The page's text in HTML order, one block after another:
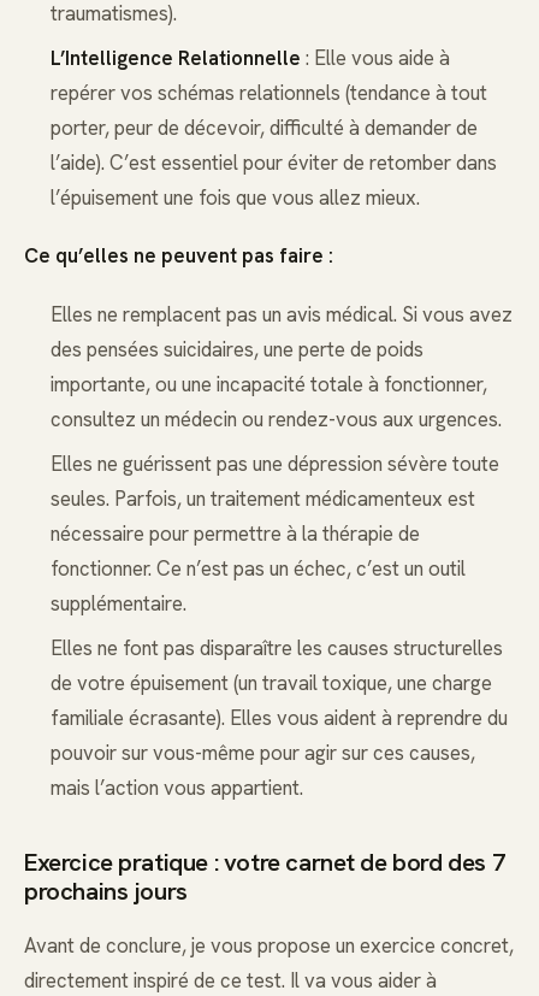
traumatismes).
L’Intelligence Relationnelle : Elle vous aide à
repérer vos schémas relationnels (tendance à tout
porter, peur de décevoir, difficulté à demander de
l’aide). C’est essentiel pour éviter de retomber dans
l’épuisement une fois que vous allez mieux.
Ce qu’elles ne peuvent pas faire :
Elles ne remplacent pas un avis médical. Si vous avez
des pensées suicidaires, une perte de poids
importante, ou une incapacité totale à fonctionner,
consultez un médecin ou rendez-vous aux urgences.
Elles ne guérissent pas une dépression sévère toute
seules. Parfois, un traitement médicamenteux est
nécessaire pour permettre à la thérapie de
fonctionner. Ce n’est pas un échec, c’est un outil
supplémentaire.
Elles ne font pas disparaître les causes structurelles
de votre épuisement (un travail toxique, une charge
familiale écrasante). Elles vous aident à reprendre du
pouvoir sur vous-même pour agir sur ces causes,
mais l’action vous appartient.
Exercice pratique : votre carnet de bord des 7
prochains jours
Avant de conclure, je vous propose un exercice concret,
directement inspiré de ce test. Il va vous aider à